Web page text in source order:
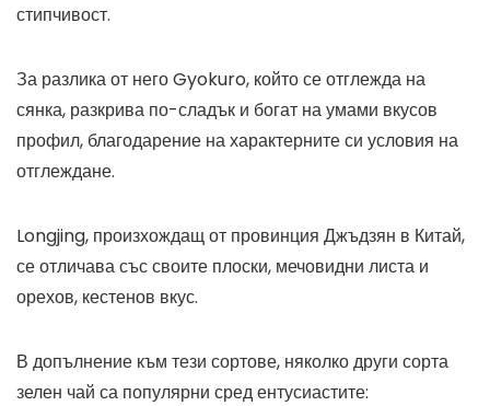
стипчивост.
За разлика от него Gyokuro, който се отглежда на
сянка, разкрива по-сладък и богат на умами вкусов
профил, благодарение на характерните си условия на
отглеждане.
Longjing, произхождащ от провинция Джъдзян в Китай,
се отличава със своите плоски, мечовидни листа и
орехов, кестенов вкус.
В допълнение към тези сортове, няколко други сорта
зелен чай са популярни сред ентусиастите: